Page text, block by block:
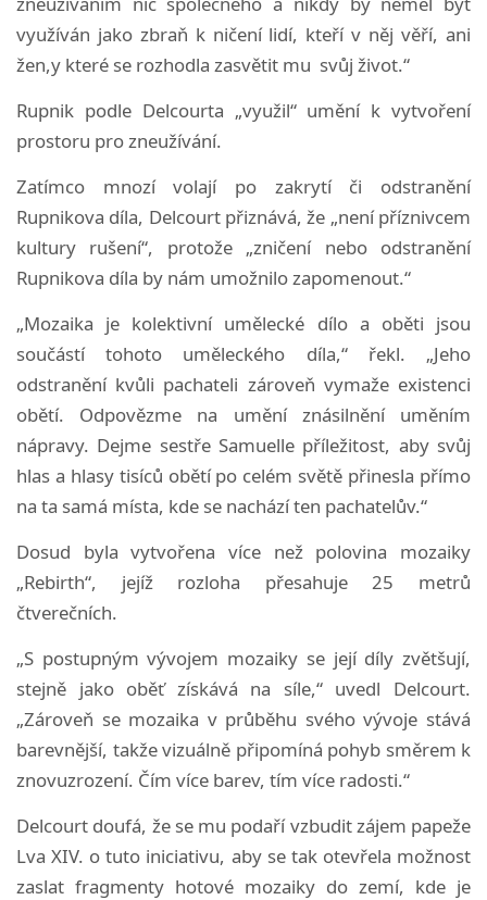
využíván jako zbraň k ničení lidí, kteří v něj věří, ani
žen,y které se rozhodla zasvětit mu svůj život.“
Rupnik podle Delcourta „využil“ umění k vytvoření
prostoru pro zneužívání.
Zatímco mnozí volají po zakrytí či odstranění
Rupnikova díla, Delcourt přiznává, že „není příznivcem
kultury rušení“, protože „zničení nebo odstranění
Rupnikova díla by nám umožnilo zapomenout.“
„Mozaika je kolektivní umělecké dílo a oběti jsou
součástí tohoto uměleckého díla,“ řekl. „Jeho
odstranění kvůli pachateli zároveň vymaže existenci
obětí. Odpovězme na umění znásilnění uměním
nápravy. Dejme sestře Samuelle příležitost, aby svůj
hlas a hlasy tisíců obětí po celém světě přinesla přímo
na ta samá místa, kde se nachází ten pachatelův.“
Dosud byla vytvořena více než polovina mozaiky
„Rebirth“, jejíž rozloha přesahuje 25 metrů
čtverečních.
„S postupným vývojem mozaiky se její díly zvětšují,
stejně jako oběť získává na síle,“ uvedl Delcourt.
„Zároveň se mozaika v průběhu svého vývoje stává
barevnější, takže vizuálně připomíná pohyb směrem k
znovuzrození. Čím více barev, tím více radosti.“
Delcourt doufá, že se mu podaří vzbudit zájem papeže
Lva XIV. o tuto iniciativu, aby se tak otevřela možnost
zaslat fragmenty hotové mozaiky do zemí, kde je